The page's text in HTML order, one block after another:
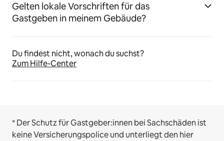
Gelten lokale Vorschriften für das
Gastgeben in meinem Gebäude?
Du findest nicht, wonach du suchst?
Zum Hilfe-Center
* Der Schutz für Gastgeber:innen bei Sachschäden ist
keine Versicherungspolice und unterliegt den hier